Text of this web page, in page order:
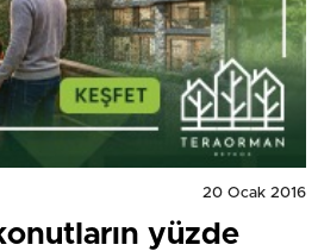
20 Ocak 2016
yüzde